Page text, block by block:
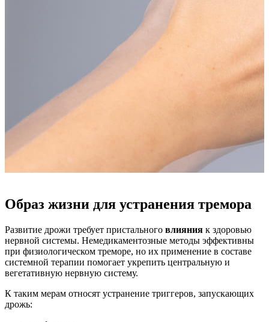
Образ жизни для устранения тремора
Развитие дрожи требует пристального влияния к здоровью
нервной системы. Немедикаментозные методы эффективны
при физиологическом треморе, но их применение в составе
системной терапии помогает укрепить центральную и
вегетативную нервную систему.
К таким мерам относят устранение триггеров, запускающих
дрожь: